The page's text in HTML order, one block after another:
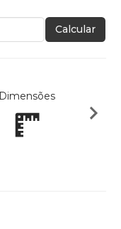
Calcular
Dimensões